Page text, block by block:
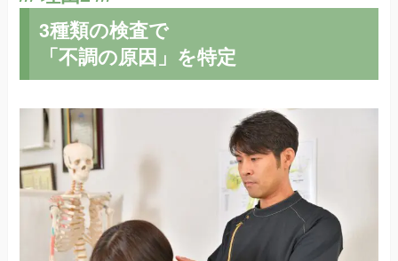
3種類の検査で
「不調の原因」を特定